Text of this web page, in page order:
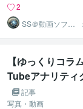
2
SS＠動画ソフト
ウェアエンジニ
ア
【ゆっくりコラ
Tubeアナリティ
えよう
記事
写真・動画